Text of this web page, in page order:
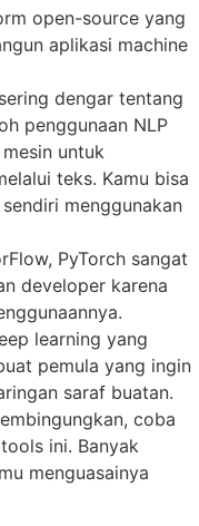
open-source yang
aplikasi machine
dengar tentang
penggunaan NLP
untuk
teks. Kamu bisa
menggunakan
PyTorch sangat
developer karena
learning yang
pemula yang ingin
saraf buatan.
coba
ini. Banyak
menguasainya